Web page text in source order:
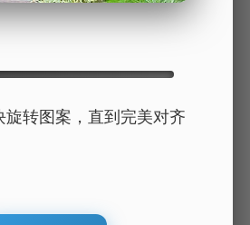
旋转图案，直到完美对齐